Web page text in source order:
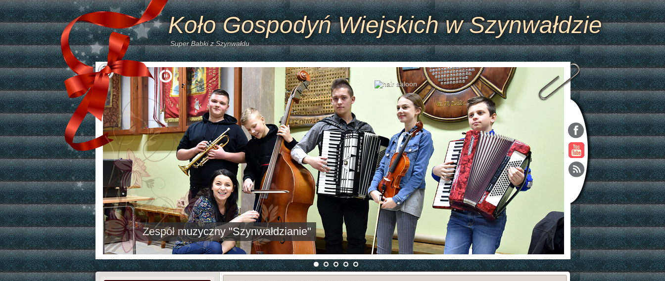
Zespół muzyczny "Szynwałdzianie"
Koło Gospodyń Wiejskich w Szynwałdzie
Super Babki z Szynwałdu